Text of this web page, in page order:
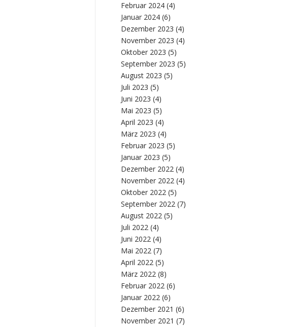
Februar 2024 (4)
Januar 2024 (6)
Dezember 2023 (4)
November 2023 (4)
Oktober 2023 (5)
September 2023 (5)
August 2023 (5)
Juli 2023 (5)
Juni 2023 (4)
Mai 2023 (5)
April 2023 (4)
März 2023 (4)
Februar 2023 (5)
Januar 2023 (5)
Dezember 2022 (4)
November 2022 (4)
Oktober 2022 (5)
September 2022 (7)
August 2022 (5)
Juli 2022 (4)
Juni 2022 (4)
Mai 2022 (7)
April 2022 (5)
März 2022 (8)
Februar 2022 (6)
Januar 2022 (6)
Dezember 2021 (6)
November 2021 (7)